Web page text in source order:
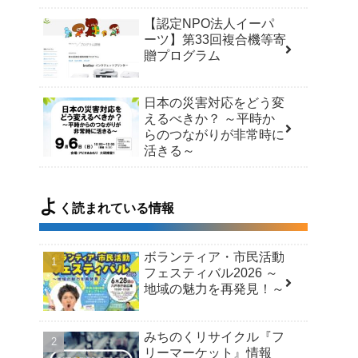
【認定NPO法人イーパ
ーツ】第33回複合機等寄
贈プログラム
日本の災害対応をどう変
えるべきか？ ～平時か
らのつながりが非常時に
活きる～
よ く読まれている情報
ボランティア・市民活動
フェスティバル2026 ～
地域の魅力を再発見！～
みちのくリサイクル『フ
リーマーケット』情報